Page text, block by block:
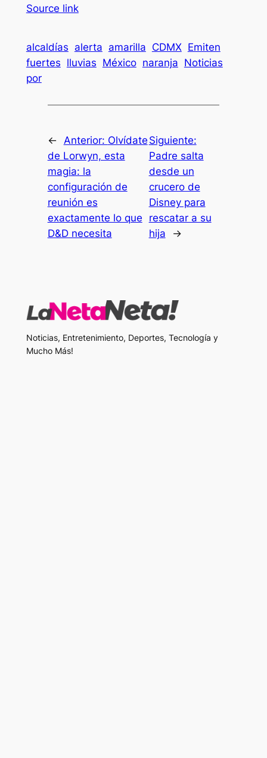
Source link
alcaldías alerta amarilla CDMX Emiten
fuertes lluvias México naranja Noticias
por
← Anterior: Olvídate
de Lorwyn, esta
magia: la
configuración de
reunión es
exactamente lo que
D&D necesita
Siguiente:
Padre salta
desde un
crucero de
Disney para
rescatar a su
hija
→
Noticias, Entretenimiento, Deportes, Tecnología y
Mucho Más!